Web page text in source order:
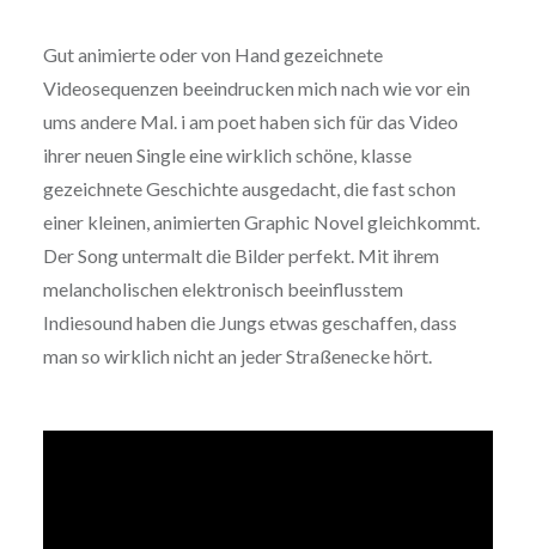
Gut animierte oder von Hand gezeichnete
Videosequenzen beeindrucken mich nach wie vor ein
ums andere Mal. i am poet haben sich für das Video
ihrer neuen Single eine wirklich schöne, klasse
gezeichnete Geschichte ausgedacht, die fast schon
einer kleinen, animierten Graphic Novel gleichkommt.
Der Song untermalt die Bilder perfekt. Mit ihrem
melancholischen elektronisch beeinflusstem
Indiesound haben die Jungs etwas geschaffen, dass
man so wirklich nicht an jeder Straßenecke hört.